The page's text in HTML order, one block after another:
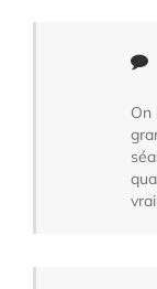
On